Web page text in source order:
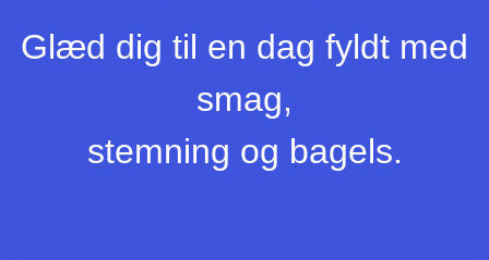
Glæd dig til en dag fyldt med
smag,
stemning og bagels.